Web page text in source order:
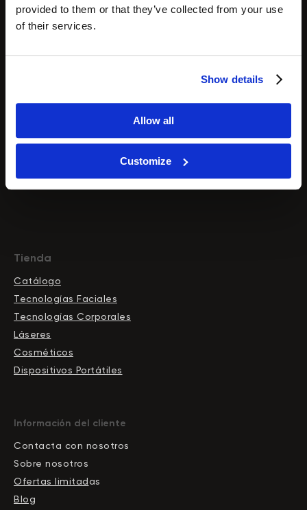
provided to them or that they’ve collected from your use
of their services.
Show details
Allow all
Customize
Cavitación por ultrasonido
Hidrodermoabrasión
Vacuumterapia
Tienda
Catálogo
Tecnologías Faciales
Tecnologías Corporales
Láseres
Cosméticos
Dispositivos Portátiles
Información del cliente
Contacta con nosotros
Sobre nosotros
Ofertas limitadas
Blog